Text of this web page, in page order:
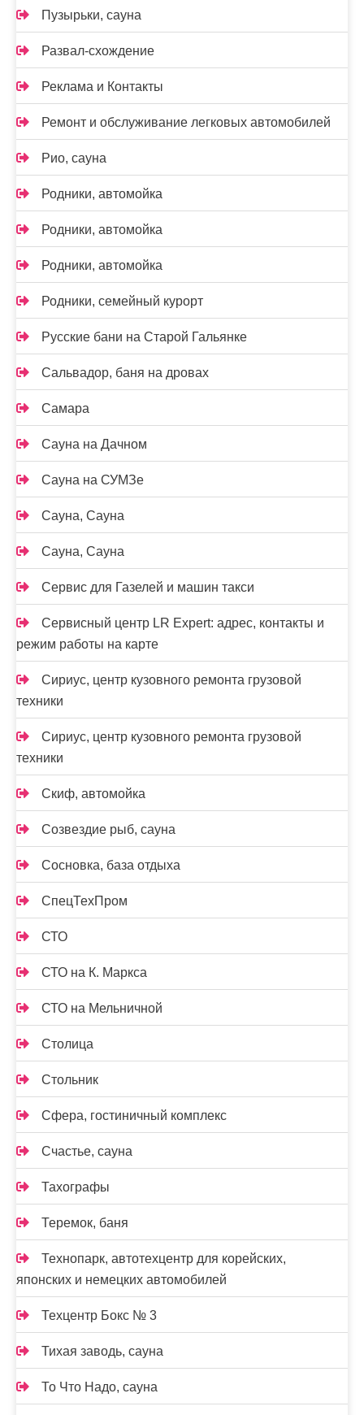
Пузырьки, сауна
Развал-схождение
Реклама и Контакты
Ремонт и обслуживание легковых автомобилей
Рио, сауна
Родники, автомойка
Родники, автомойка
Родники, автомойка
Родники, семейный курорт
Русские бани на Старой Гальянке
Сальвадор, баня на дровах
Самара
Сауна на Дачном
Сауна на СУМЗе
Сауна, Сауна
Сауна, Сауна
Сервис для Газелей и машин такси
Сервисный центр LR Expert: адрес, контакты и
режим работы на карте
Сириус, центр кузовного ремонта грузовой
техники
Сириус, центр кузовного ремонта грузовой
техники
Скиф, автомойка
Созвездие рыб, сауна
Сосновка, база отдыха
СпецТехПром
СТО
СТО на К. Маркса
СТО на Мельничной
Столица
Стольник
Сфера, гостиничный комплекс
Счастье, сауна
Тахографы
Теремок, баня
Технопарк, автотехцентр для корейских,
японских и немецких автомобилей
Техцентр Бокс № 3
Тихая заводь, сауна
То Что Надо, сауна